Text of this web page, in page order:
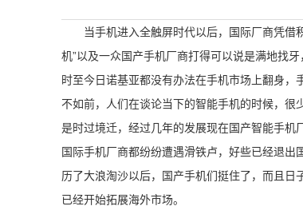
当手机进入全触屏时代以后，国际厂商凭
机”以及一众国产手机厂商打得可以说是满地找
时至今日诺基亚都没有办法在手机市场上翻身
不如前，人们在谈论当下的智能手机的时候，
是时过境迁，经过几年的发展现在国产智能手
国际手机厂商都纷纷遭遇滑铁卢，好些已经退
历了大浪淘沙以后，国产手机们挺住了，而且
已经开始拓展海外市场。